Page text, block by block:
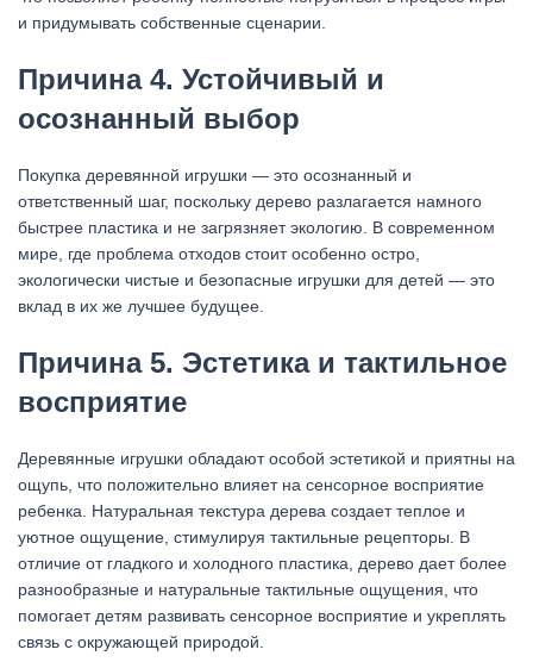
и придумывать собственные сценарии.
Причина 4. Устойчивый и
осознанный выбор
Покупка деревянной игрушки — это осознанный и
ответственный шаг, поскольку дерево разлагается намного
быстрее пластика и не загрязняет экологию. В современном
мире, где проблема отходов стоит особенно остро,
экологически чистые и безопасные игрушки для детей — это
вклад в их же лучшее будущее.
Причина 5. Эстетика и тактильное
восприятие
Деревянные игрушки обладают особой эстетикой и приятны на
ощупь, что положительно влияет на сенсорное восприятие
ребенка. Натуральная текстура дерева создает теплое и
уютное ощущение, стимулируя тактильные рецепторы. В
отличие от гладкого и холодного пластика, дерево дает более
разнообразные и натуральные тактильные ощущения, что
помогает детям развивать сенсорное восприятие и укреплять
связь с окружающей природой.